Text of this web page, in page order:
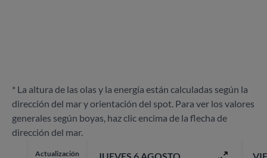
* La altura de las olas y la energía están calculadas según la
dirección del mar y orientación del spot. Para ver los valores
generales según boyas, haz clic encima de la flecha de
dirección del mar.
Actualización